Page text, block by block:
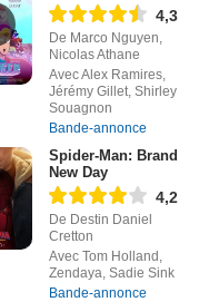
4,3
De Marco Nguyen,
Nicolas Athane
Avec Alex Ramires,
Jérémy Gillet, Shirley
Souagnon
Bande-annonce
Spider-Man: Brand
New Day
4,2
De Destin Daniel
Cretton
Avec Tom Holland,
Zendaya, Sadie Sink
Bande-annonce